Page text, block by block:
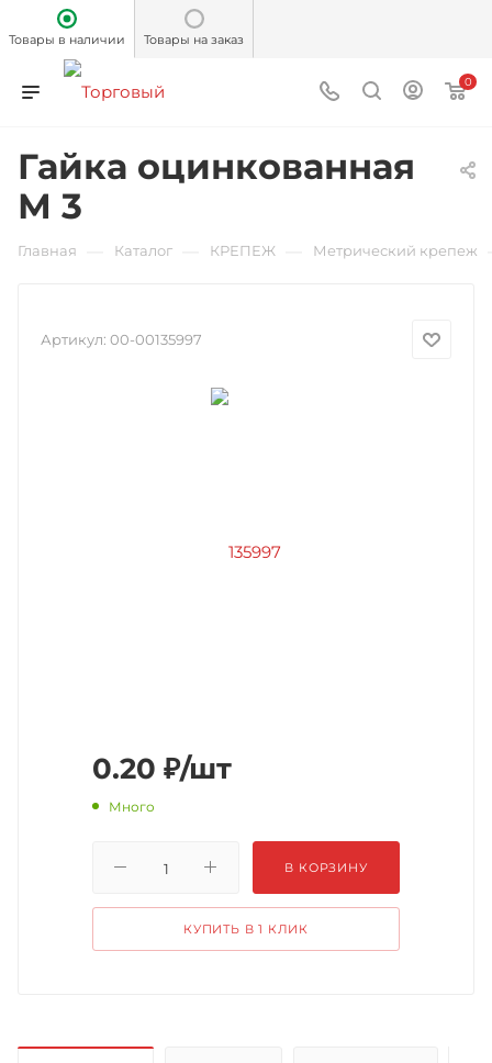
Товары в наличии Товары на заказ
0
Гайка оцинкованная
М 3
Главная Каталог КРЕПЕЖ Метрический крепеж
Артикул: 00-00135997
0.20 ₽/шт
Много
В КОРЗИНУ
КУПИТЬ В 1 КЛИК